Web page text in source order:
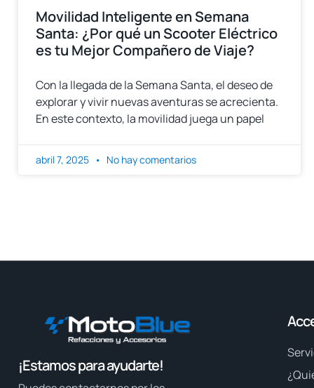
Movilidad Inteligente en Semana
Santa: ¿Por qué un Scooter Eléctrico
es tu Mejor Compañero de Viaje?
Con la llegada de la Semana Santa, el deseo de
explorar y vivir nuevas aventuras se acrecienta.
En este contexto, la movilidad juega un papel
abril 7, 2025 No hay comentarios
¡Estamos para ayudarte!